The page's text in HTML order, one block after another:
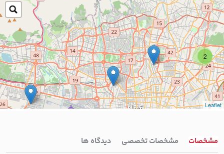
2
Leaflet
مشخصات مشخصات تخصصی دیدگاه ها